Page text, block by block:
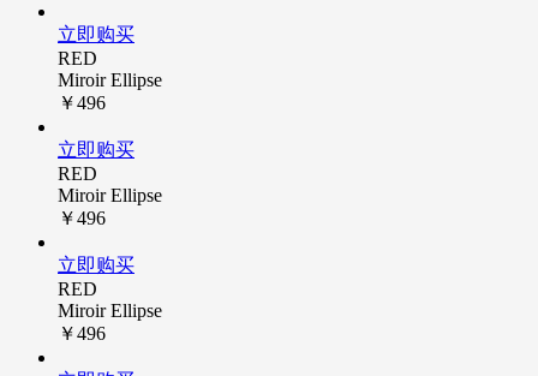
立即购买
RED
Miroir Ellipse
￥496
立即购买
RED
Miroir Ellipse
￥496
立即购买
RED
Miroir Ellipse
￥496